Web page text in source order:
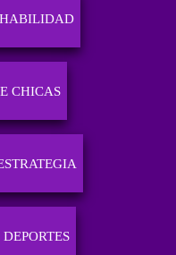
HABILIDAD
CHICAS